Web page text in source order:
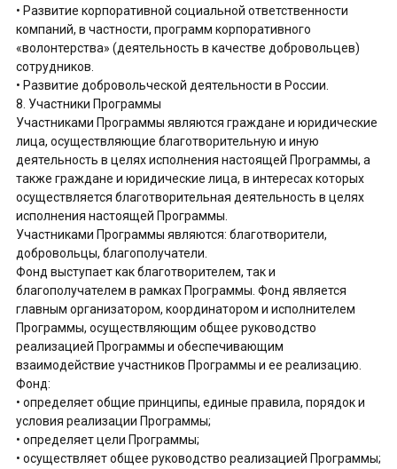
• Развитие корпоративной социальной ответственности
компаний, в частности, программ корпоративного
«волонтерства» (деятельность в качестве добровольцев)
сотрудников.
• Развитие добровольческой деятельности в России.
8. Участники Программы
Участниками Программы являются граждане и юридические
лица, осуществляющие благотворительную и иную
деятельность в целях исполнения настоящей Программы, а
также граждане и юридические лица, в интересах которых
осуществляется благотворительная деятельность в целях
исполнения настоящей Программы.
Участниками Программы являются: благотворители,
добровольцы, благополучатели.
Фонд выступает как благотворителем, так и
благополучателем в рамках Программы. Фонд является
главным организатором, координатором и исполнителем
Программы, осуществляющим общее руководство
реализацией Программы и обеспечивающим
взаимодействие участников Программы и ее реализацию.
Фонд:
• определяет общие принципы, единые правила, порядок и
условия реализации Программы;
• определяет цели Программы;
• осуществляет общее руководство реализацией Программы;